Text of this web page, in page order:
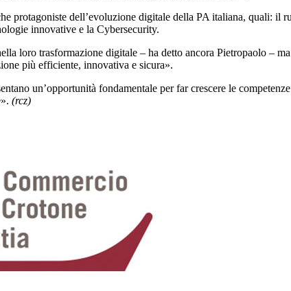
protagoniste dell’evoluzione digitale della PA italiana, quali:
innovative e la Cybersecurity.
loro trasformazione digitale – ha detto ancora Pietropaolo –
più efficiente, innovativa e sicura».
un’opportunità fondamentale per far crescere le
(rcz)